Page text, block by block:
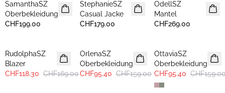
NEUHEIT
SamanthaSZ
Oberbekleidung
CHF199.00
NEUHEIT
StephanieSZ
Casual Jacke
CHF179.00
NEUHEIT
OdellSZ
Mantel
CHF269.00
RudolphaSZ
Blazer
CHF118.30 CHF169.00
OrlenaSZ
Oberbekleidung
CHF95.40 CHF159.00
OttaviaSZ
Oberbekleidung
CHF95.40
-40%